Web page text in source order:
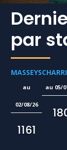
par
MASSEYS
02/08/26
1161
05/